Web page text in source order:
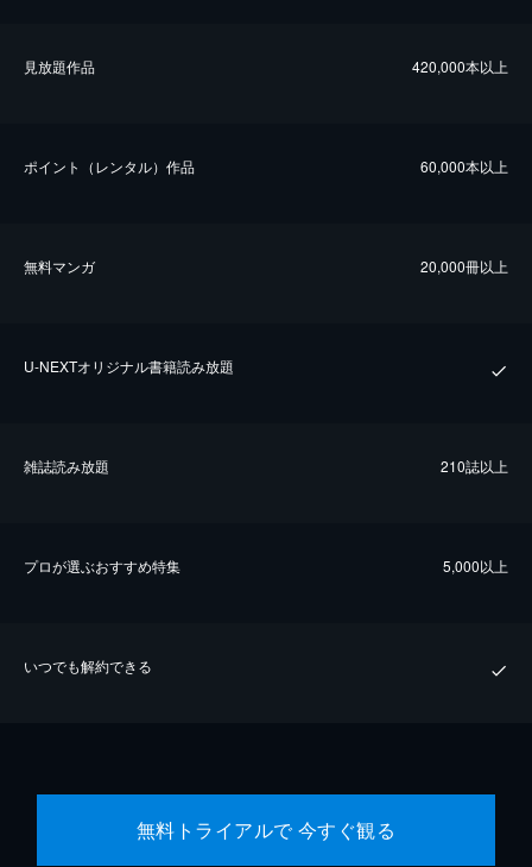
⾒放題作品 420,000本以上
ポイント（レンタル）作品 60,000本以上
無料マンガ 20,000冊以上
U-NEXTオリジナル書籍読み放題
雑誌読み放題 210誌以上
プロが選ぶおすすめ特集 5,000以上
いつでも解約できる
無料トライアルで 今すぐ観る